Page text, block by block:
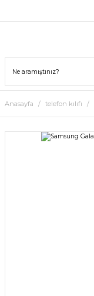
Anasayfa telefon kılıfı